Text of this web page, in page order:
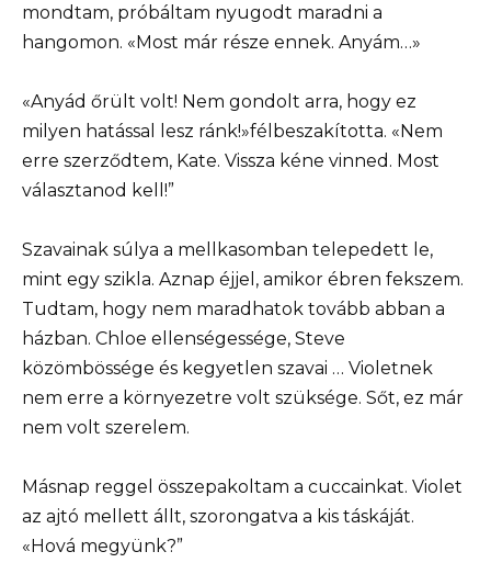
mondtam, próbáltam nyugodt maradni a
hangomon. «Most már része ennek. Anyám…»
«Anyád őrült volt! Nem gondolt arra, hogy ez
milyen hatással lesz ránk!»félbeszakította. «Nem
erre szerződtem, Kate. Vissza kéne vinned. Most
választanod kell!”
Szavainak súlya a mellkasomban telepedett le,
mint egy szikla. Aznap éjjel, amikor ébren fekszem.
Tudtam, hogy nem maradhatok tovább abban a
házban. Chloe ellenségessége, Steve
közömbössége és kegyetlen szavai … Violetnek
nem erre a környezetre volt szüksége. Sőt, ez már
nem volt szerelem.
Másnap reggel összepakoltam a cuccainkat. Violet
az ajtó mellett állt, szorongatva a kis táskáját.
«Hová megyünk?”